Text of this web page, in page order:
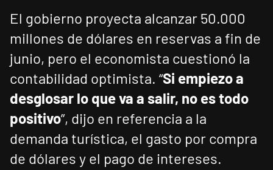
El gobierno proyecta alcanzar 50.000
millones de dólares en reservas a fin de
junio, pero el economista cuestionó la
contabilidad optimista. “Si empiezo a
desglosar lo que va a salir, no es todo
positivo”, dijo en referencia a la
demanda turística, el gasto por compra
de dólares y el pago de intereses.